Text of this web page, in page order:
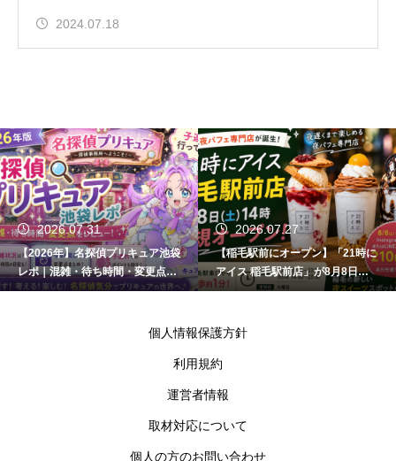
2024.07.18
2026.07.31
【2026年】名探偵プリキュア池袋
レポ｜混雑・待ち時間・変更点ま
とめ
2026.07.27
【稲毛駅前にオープン】「21時に
アイス 稲毛駅前店」が8月8日開
店！場所・営業時間・キャンペー
個人情報保護方針
利用規約
運営者情報
取材対応について
個人の方のお問い合わせ